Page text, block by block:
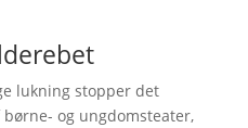
lukning stopper det
og ungdomsteater,